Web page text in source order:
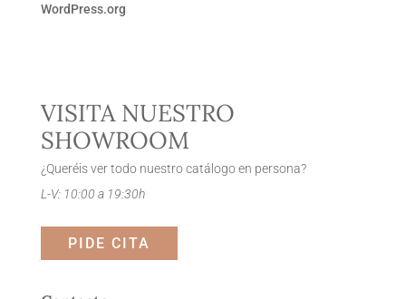
WordPress.org
VISITA NUESTRO
SHOWROOM
¿Queréis ver todo nuestro catálogo en persona?
L-V: 10:00 a 19:30h
PIDE CITA